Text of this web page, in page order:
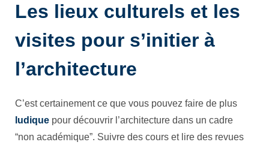
Les lieux culturels et les
visites pour s’initier à
l’architecture
C’est certainement ce que vous pouvez faire de plus
ludique pour découvrir l’architecture dans un cadre
“non académique”. Suivre des cours et lire des revues